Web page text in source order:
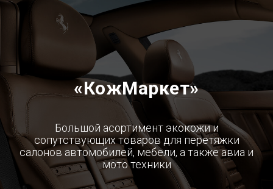
«КожМаркет»
Большой асортимент экокожи и
сопутствующих товаров для перетяжки
салонов автомобилей, мебели, а также авиа и
мото техники